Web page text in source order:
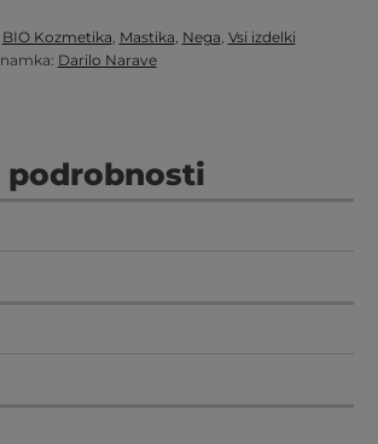
BIO Kozmetika, Mastika, Nega, Vsi izdelki
Darilo Narave
podrobnosti